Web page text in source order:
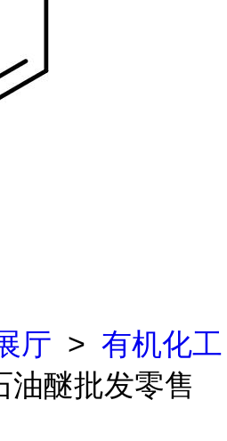
厅 > 有机化工
油醚批发零售